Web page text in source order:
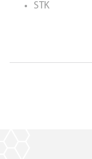
STK